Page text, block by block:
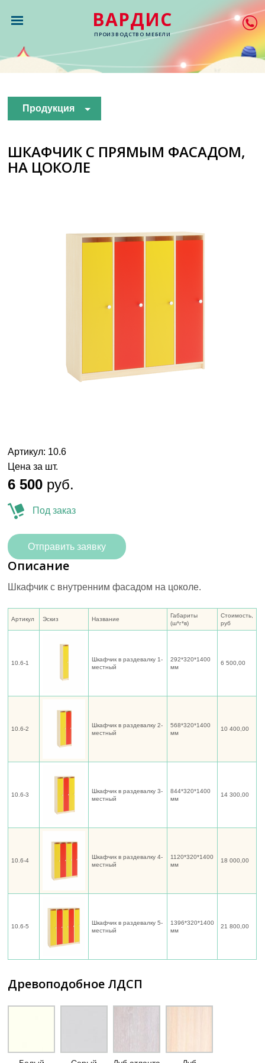
ВАРДИС
ПРОИЗВОДСТВО МЕБЕЛИ
Продукция
ШКАФЧИК С ПРЯМЫМ ФАСАДОМ,
НА ЦОКОЛЕ
Артикул: 10.6
Цена за шт.
6 500 руб.
Под заказ
Отправить заявку
Описание
Шкафчик с внутренним фасадом на цоколе.
Артикул Эскиз Название
Габариты
(ш*г*в)
Стоимость,
руб
10.6-1
Шкафчик в раздевалку 1-
местный
292*320*1400
мм
6 500,00
10.6-2
Шкафчик в раздевалку 2-
местный
568*320*1400
мм
10 400,00
10.6-3
Шкафчик в раздевалку 3-
местный
844*320*1400
мм
14 300,00
10.6-4
Шкафчик в раздевалку 4-
местный
1120*320*1400
мм
18 000,00
10.6-5
Шкафчик в раздевалку 5-
местный
1396*320*1400
мм
21 800,00
Древоподобное ЛДСП